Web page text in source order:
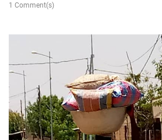
1 Comment(s)